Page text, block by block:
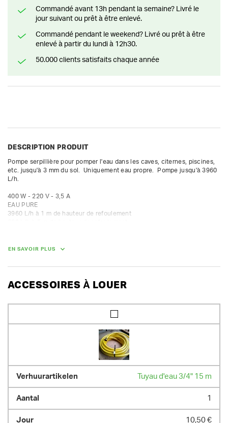
Commandé avant 13h pendant la semaine? Livré le
jour suivant ou prêt à être enlevé.
Commandé pendant le weekend? Livré ou prêt à être
enlevé à partir du lundi à 12h30.
50.000 clients satisfaits chaque année
DESCRIPTION PRODUIT
Pompe serpillière pour pomper l'eau dans les caves, citernes, piscines,
etc. jusqu'à 3 mm du sol.  Uniquement eau propre.  Pompe jusqu'à 3960
L/h.
400 W - 220 V - 3,5 A
EAU PURE
3960 L/h à 1 m de hauteur de refoulement
EN SAVOIR PLUS
ACCESSOIRES À LOUER
Tuyau d'eau 3/4" 15 m
1
10,50 €